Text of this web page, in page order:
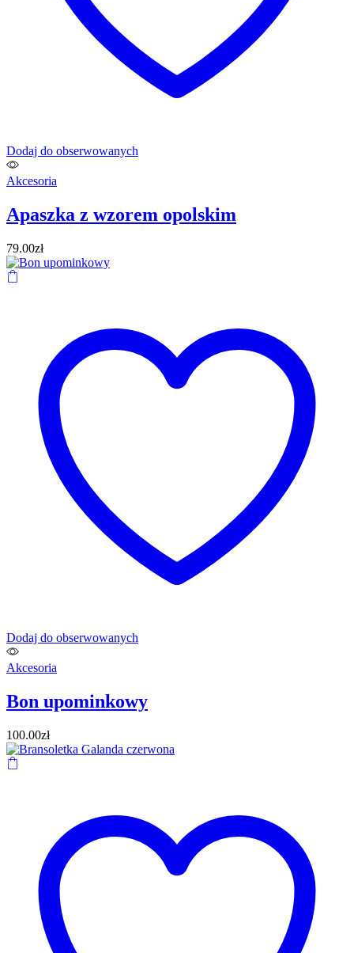
Dodaj do obserwowanych
Akcesoria
Apaszka z wzorem opolskim
79.00zł
Dodaj do obserwowanych
Akcesoria
Bon upominkowy
100.00zł